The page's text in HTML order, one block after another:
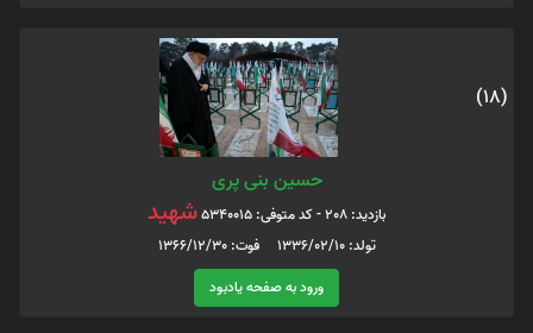
(18)
حسین بنی پری
بازدید: 208 - کد متوفی: 5340015 شهید
تولد: 1336/02/10 فوت: 1366/12/30
ورود به صفحه یادبود